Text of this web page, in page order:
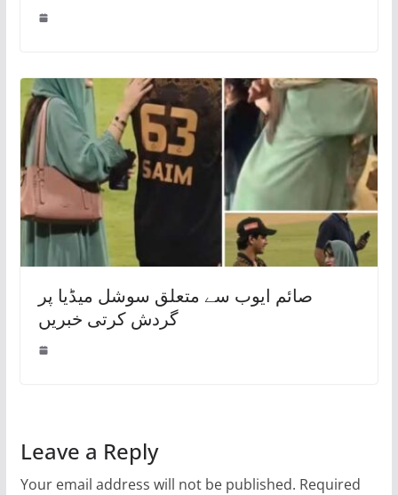
صائم ایوب سے متعلق سوشل میڈیا پر
گردش کرتی خبریں
Leave a Reply
Your email address will not be published. Required